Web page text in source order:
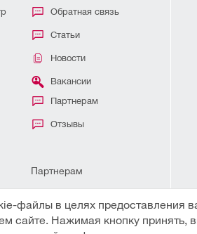
Обратная связь
Статьи
Новости
Вакансии
Партнерам
Отзывы
Партнерам
файлы в целях предоставления
сайте. Нажимая кнопку принять,